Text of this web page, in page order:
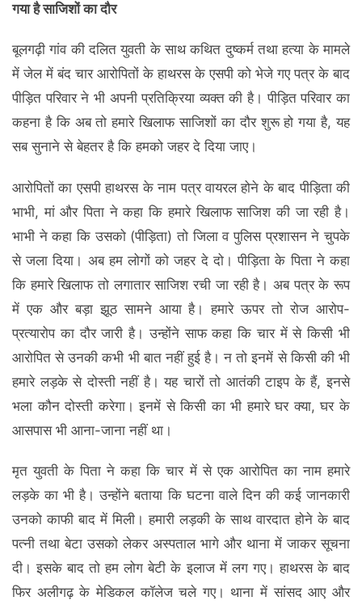
गया है साजिशों का दौर
बूलगढ़ी गांव की दलित युवती के साथ कथित दुष्कर्म तथा हत्या के मामले
में जेल में बंद चार आरोपितों के हाथरस के एसपी को भेजे गए पत्र के बाद
पीड़ित परिवार ने भी अपनी प्रतिक्रिया व्यक्त की है। पीड़ित परिवार का
कहना है कि अब तो हमारे खिलाफ साजिशों का दौर शुरू हो गया है, यह
सब सुनाने से बेहतर है कि हमको जहर दे दिया जाए।
आरोपितों का एसपी हाथरस के नाम पत्र वायरल होने के बाद पीड़िता की
भाभी, मां और पिता ने कहा कि हमारे खिलाफ साजिश की जा रही है।
भाभी ने कहा कि उसको (पीड़िता) तो जिला व पुलिस प्रशासन ने चुपके
से जला दिया। अब हम लोगों को जहर दे दो। पीड़िता के पिता ने कहा
कि हमारे खिलाफ तो लगातार साजिश रची जा रही है। अब पत्र के रूप
में एक और बड़ा झूठ सामने आया है। हमारे ऊपर तो रोज आरोप-
प्रत्यारोप का दौर जारी है। उन्होंने साफ कहा कि चार में से किसी भी
आरोपित से उनकी कभी भी बात नहीं हुई है। न तो इनमें से किसी की भी
हमारे लड़के से दोस्ती नहीं है। यह चारों तो आतंकी टाइप के हैं, इनसे
भला कौन दोस्ती करेगा। इनमें से किसी का भी हमारे घर क्या, घर के
आसपास भी आना-जाना नहीं था।
मृत युवती के पिता ने कहा कि चार में से एक आरोपित का नाम हमारे
लड़के का भी है। उन्होंने बताया कि घटना वाले दिन की कई जानकारी
उनको काफी बाद में मिली। हमारी लड़की के साथ वारदात होने के बाद
पत्नी तथा बेटा उसको लेकर अस्पताल भागे और थाना में जाकर सूचना
दी। इसके बाद तो हम लोग बेटी के इलाज में लग गए। हाथरस के बाद
फिर अलीगढ़ के मेडिकल कॉलेज चले गए। थाना में सांसद आए और